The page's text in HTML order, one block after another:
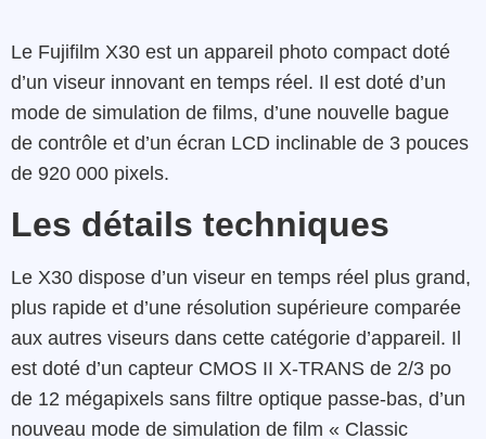
Le Fujifilm X30 est un appareil photo compact doté
d’un viseur innovant en temps réel. Il est doté d’un
mode de simulation de films, d’une nouvelle bague
de contrôle et d’un écran LCD inclinable de 3 pouces
de 920 000 pixels.
Les détails techniques
Le X30 dispose d’un viseur en temps réel plus grand,
plus rapide et d’une résolution supérieure comparée
aux autres viseurs dans cette catégorie d’appareil. Il
est doté d’un capteur CMOS II X-TRANS de 2/3 po
de 12 mégapixels sans filtre optique passe-bas, d’un
nouveau mode de simulation de film « Classic